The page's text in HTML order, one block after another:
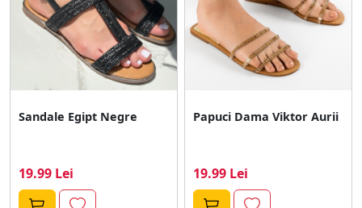
Sandale Egipt Negre
19.99 Lei
Papuci Dama Viktor Aurii
19.99 Lei